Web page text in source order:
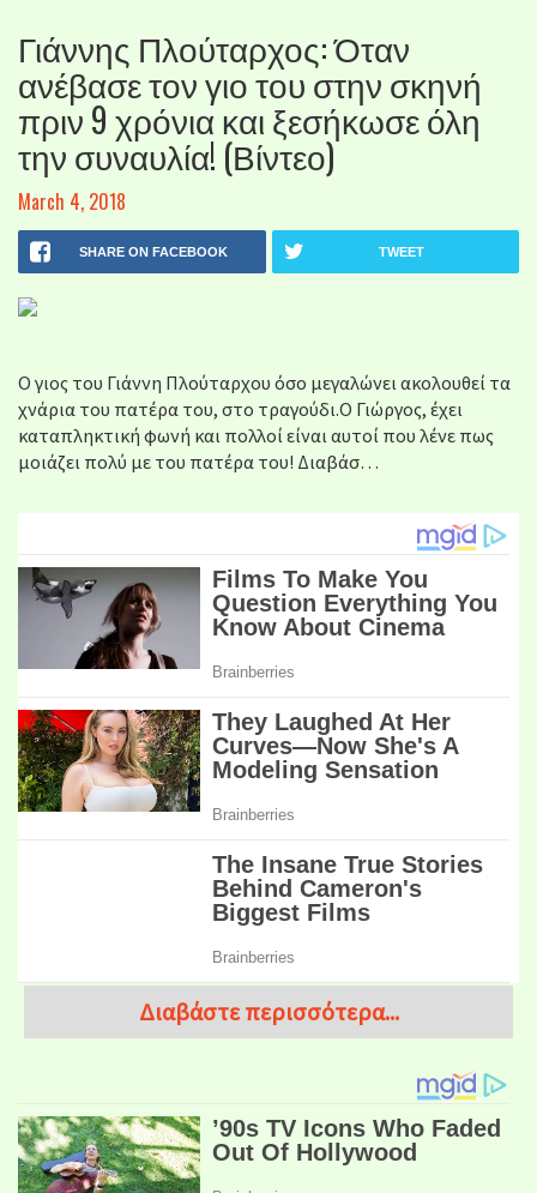
Γιάννης Πλούταρχος: Όταν
ανέβασε τον γιο του στην σκηνή
πριν 9 χρόνια και ξεσήκωσε όλη
την συναυλία! (Βίντεο)
March 4, 2018
SHARE ON FACEBOOK TWEET
Ο γιος του Γιάννη Πλούταρχου όσο μεγαλώνει ακολουθεί τα
χνάρια του πατέρα του, στο τραγούδι.Ο Γιώργος, έχει
καταπληκτική φωνή και πολλοί είναι αυτοί που λένε πως
μοιάζει πολύ με του πατέρα του! Διαβάσ…
Διαβάστε περισσότερα...